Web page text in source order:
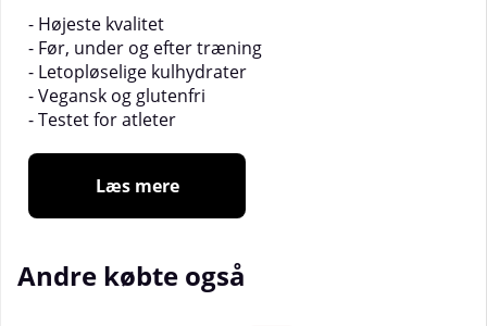
- Højeste kvalitet
- Før, under og efter træning
- Letopløselige kulhydrater
- Vegansk og glutenfri
- Testet for atleter
Hvad er Carb-X?
Carb-X består af Cluster Dextrin®;. En
varemærkebeskyttet form af højt forgrenet cyklisk
at den kan passere maven hurtigt og dermed
minimere maveproblemer. Den er utrolig
Læs mere
Andre købte også